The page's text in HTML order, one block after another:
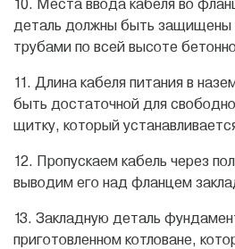
10. Места ввода кабеля во
деталь должны быть защищены
трубами по всей высоте
11. Длина кабеля питания в
быть достаточной для
щитку, который
12. Пропускаем кабель через
выводим его над фланцем
13. Закладную деталь
приготовленном котловане,